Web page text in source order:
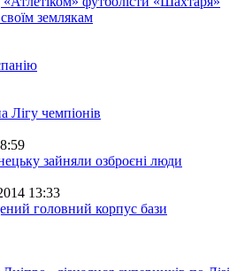
землякам
Лігу чемпіонів
зайняли озброєні люди
13:33
головний корпус бази